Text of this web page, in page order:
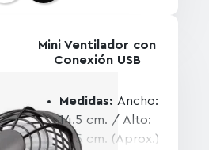
Mini Ventilador con
Conexión USB
Medidas: Ancho:
14.5 cm. / Alto:
14.5 cm. (Aprox.)